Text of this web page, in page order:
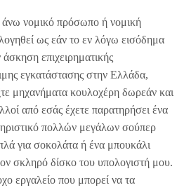
νομικό πρόσωπο ή νομική
ως εάν το εν λόγω εισόδημα
επιχειρηματικής
εγκατάστασης στην Ελλάδα,
μηχανήματα κουλοχέρη δωρεάν και
από εσάς έχετε παρατηρήσει ένα
πολλών μεγάλων σούπερ
για σοκολάτα ή ένα μπουκάλι
σκληρό δίσκο του υπολογιστή μου.
εργαλείο που μπορεί να τα